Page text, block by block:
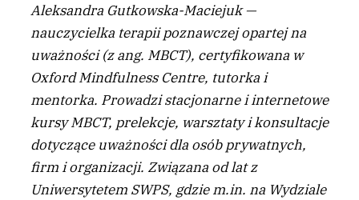
Aleksandra Gutkowska-Maciejuk —
nauczycielka terapii poznawczej opartej na
uważności (z ang. MBCT), certyfikowana w
Oxford Mindfulness Centre, tutorka i
mentorka. Prowadzi stacjonarne i internetowe
kursy MBCT, prelekcje, warsztaty i konsultacje
dotyczące uważności dla osób prywatnych,
firm i organizacji. Związana od lat z
Uniwersytetem SWPS, gdzie m.in. na Wydziale